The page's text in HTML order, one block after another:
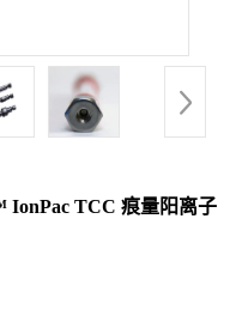
IonPac TCC 痕量阳离子